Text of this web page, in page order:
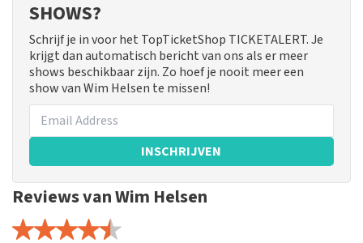
SHOWS?
Schrijf je in voor het TopTicketShop TICKETALERT. Je
krijgt dan automatisch bericht van ons als er meer
shows beschikbaar zijn. Zo hoef je nooit meer een
show van Wim Helsen te missen!
INSCHRIJVEN
Reviews van Wim Helsen